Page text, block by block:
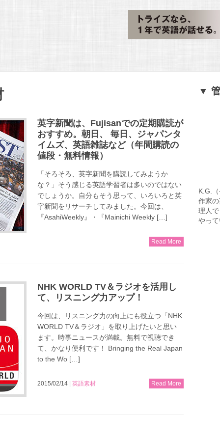
英字新聞は、Fujisanでの定期購読が
おすすめ。朝日、 毎日、ジャパンタ
イムズ、英語雑誌など（年間購読の
値段・無料情報）
「そろそろ、英字新聞を購読してみようか
な？」そう感じる英語学習者は多いのではない
でしょうか。自分もそう思って、いろいろと英
字新聞をリサーチしてみました。今回は、
『AsahiWeekly』・『Mainichi Weekly […]
Read More
NHK WORLD TV＆ラジオを活用し
て、リスニング力アップ！
今回は、リスニング力の向上にも役立つ「NHK
WORLD TV＆ラジオ」を取り上げたいと思い
ます。時事ニュースが満載。無料で視聴でき
て、かなり便利です！ Bringing the Real Japan
to the Wo […]
2015/02/14 | 英語素材 Read More
▼
K.G.
作家
理人
やっ